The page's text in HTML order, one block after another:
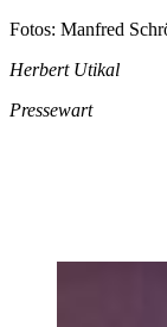
Fotos: Manfred
Herbert Utikal
Pressewart